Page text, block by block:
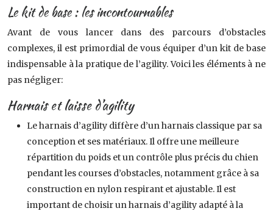
Le kit de base : les incontournables
Avant de vous lancer dans des parcours d’obstacles
complexes, il est primordial de vous équiper d’un kit de base
indispensable à la pratique de l’agility. Voici les éléments à ne
pas négliger:
Harnais et laisse d’agility
Le harnais d’agility diffère d’un harnais classique par sa
conception et ses matériaux. Il offre une meilleure
répartition du poids et un contrôle plus précis du chien
pendant les courses d’obstacles, notamment grâce à sa
construction en nylon respirant et ajustable. Il est
important de choisir un harnais d’agility adapté à la